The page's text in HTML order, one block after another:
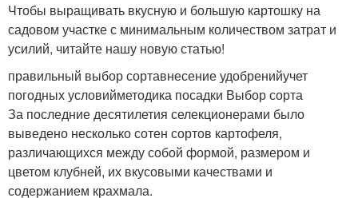
Чтобы выращивать вкусную и большую картошку на
садовом участке с минимальным количеством затрат и
усилий, читайте нашу новую статью!
правильный выбор сортавнесение удобренийучет
погодных условийметодика посадки Выбор сорта
За последние десятилетия селекционерами было
выведено несколько сотен сортов картофеля,
различающихся между собой формой, размером и
цветом клубней, их вкусовыми качествами и
содержанием крахмала.